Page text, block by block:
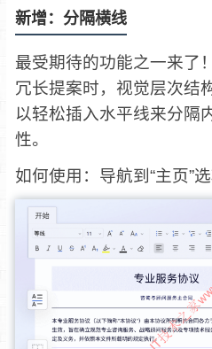
新增：分隔横线
最受期待的功能之一来了
冗长提案时，视觉层次结
以轻松插入水平线来分隔
性。
如何使用：导航到“主页”